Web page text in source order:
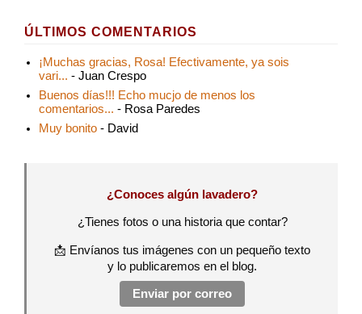
ÚLTIMOS COMENTARIOS
¡Muchas gracias, Rosa! Efectivamente, ya sois
vari... - Juan Crespo
Buenos días!!! Echo mucjo de menos los
comentarios... - Rosa Paredes
Muy bonito - David
¿Conoces algún lavadero?
¿Tienes fotos o una historia que contar?
📩 Envíanos tus imágenes con un pequeño texto
y lo publicaremos en el blog.
Enviar por correo